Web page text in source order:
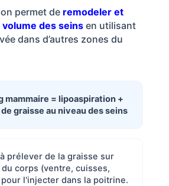
permet de remodeler et
volume des seins en utilisant
dans d’autres zones du
mammaire = lipoaspiration +
graisse au niveau des seins
prélever de la graisse sur
corps (ventre, cuisses,
l'injecter dans la poitrine.